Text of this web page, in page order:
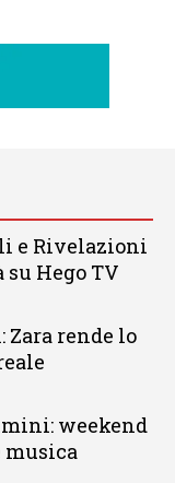
e Rivelazioni
Hego TV
Zara rende lo
weekend
musica